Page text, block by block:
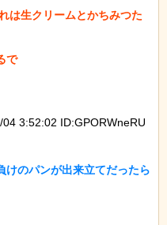
は生クリームとかちみつた
で
3:52:02 ID:GPORWneRU
けのパンが出来立てだったら